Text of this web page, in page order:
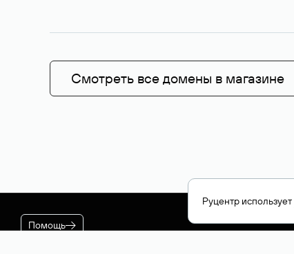
Смотреть все домены в магазине
Помощь
Руцентр использует